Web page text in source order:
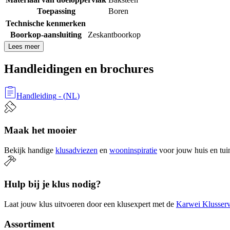
Toepassing
Boren
Technische kenmerken
Boorkop-aansluiting
Zeskantboorkop
Lees meer
Handleidingen en brochures
Handleiding - (NL)
Maak het mooier
Bekijk handige klusadviezen en wooninspiratie voor jouw huis en
Hulp bij je klus nodig?
Laat jouw klus uitvoeren door een klusexpert met de Karwei
Assortiment